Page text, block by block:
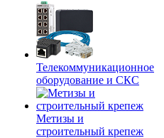
Телекоммуникационное
оборудование и СКС
Метизы и
строительный крепеж